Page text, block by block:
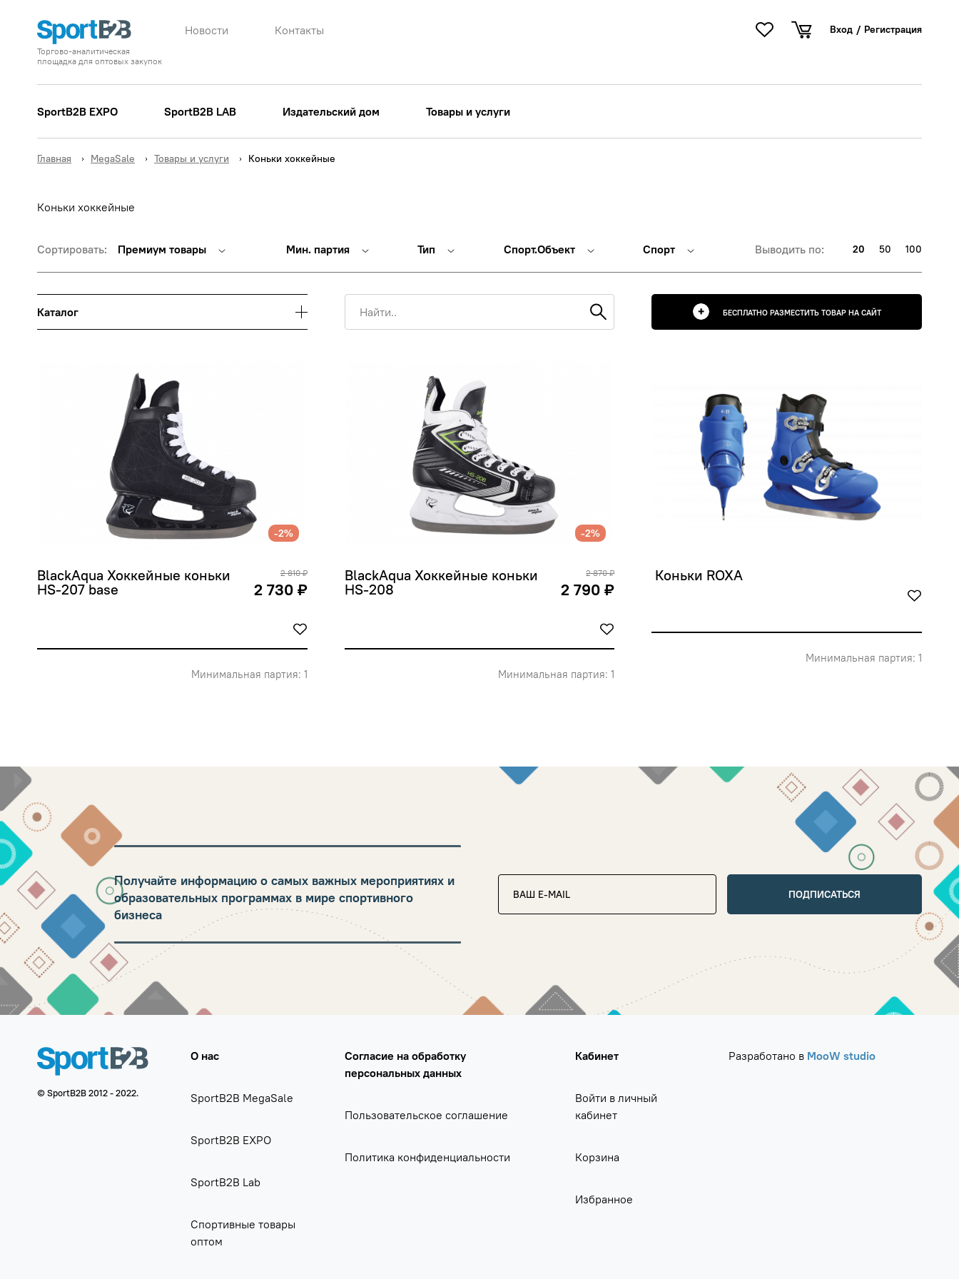
Торгово-аналитическая
площадка для оптовых закупок
Новости Контакты Вход / Регистрация
SportB2B EXPO SportB2B LAB Издательский дом Товары и услуги
Главная MegaSale Товары и услуги Коньки хоккейные
Коньки хоккейные
Каталог БЕСПЛАТНО РАЗМЕСТИТЬ ТОВАР НА САЙТ
Сортировать: Премиум товары Мин. партия Тип Спорт.Объект Спорт Выводить по: 20 50 100
-2%
BlackAqua Хоккейные коньки
HS-207 base
2 810 ₽
2 730 ₽
Минимальная партия: 1
-2%
BlackAqua Хоккейные коньки
HS-208
2 870 ₽
2 790 ₽
Минимальная партия: 1
Коньки ROXA
Минимальная партия: 1
Получайте информацию о самых важных мероприятиях и
образовательных программах в мире спортивного
бизнеса
ПОДПИСАТЬСЯ
© SportB2B 2012 - 2022.
О нас
SportB2B MegaSale
SportB2B EXPO
SportB2B Lab
Спортивные товары
оптом
Согласие на обработку
персональных данных
Пользовательское соглашение
Политика конфиденциальности
Кабинет
Войти в личный
кабинет
Корзина
Избранное
Разработано в MooW studio